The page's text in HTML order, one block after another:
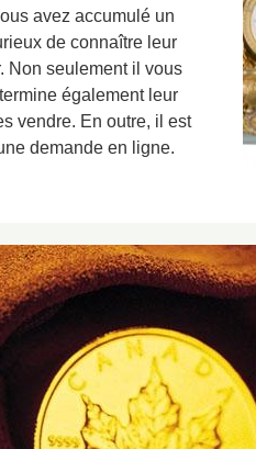
avez accumulé un
de connaître leur
Non seulement il vous
également leur
vendre. En outre, il est
demande en ligne.